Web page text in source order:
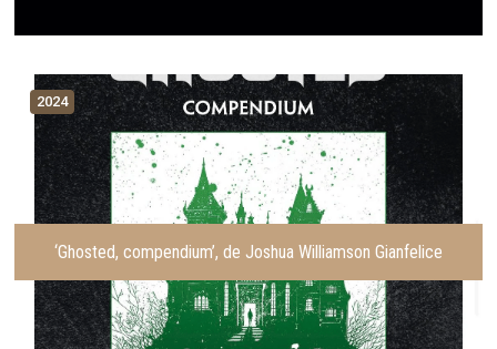
2024
‘Ghosted, compendium’, de Joshua Williamson Gianfelice